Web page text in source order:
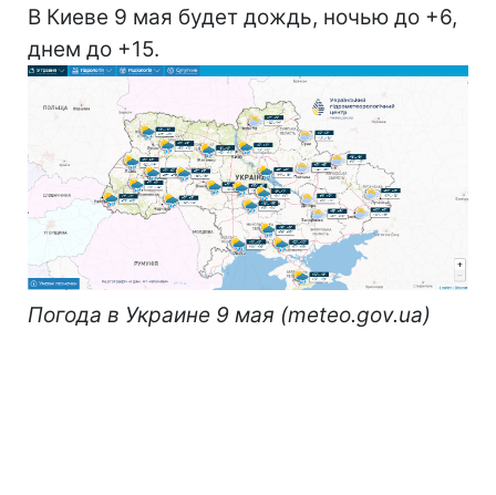
В Киеве 9 мая будет дождь, ночью до +6,
днем до +15.
Погода в Украине 9 мая (meteo.gov.ua)